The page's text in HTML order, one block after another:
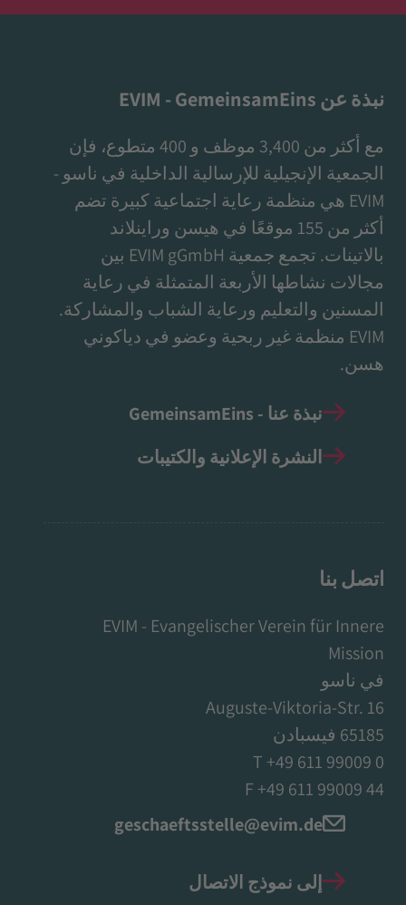
نبذة عن EVIM - GemeinsamEins
مع أكثر من 3,400 موظف و 400 متطوع، فإن
الجمعية الإنجيلية للإرسالية الداخلية في ناسو -
EVIM هي منظمة رعاية اجتماعية كبيرة تضم
أكثر من 155 موقعًا في هيسن وراينلاند
بالاتينات. تجمع جمعية EVIM gGmbH بين
مجالات نشاطها الأربعة المتمثلة في رعاية
المسنين والتعليم ورعاية الشباب والمشاركة.
EVIM منظمة غير ربحية وعضو في دياكوني
هسن.
نبذة عنا - GemeinsamEins
النشرة الإعلانية والكتيبات
اتصل بنا
EVIM - Evangelischer Verein für Innere
Mission
في ناسو
Auguste-Viktoria-Str. 16
65185 فيسبادن
T +49 611 99009 0
F +49 611 99009 44
geschaeftsstelle@evim.de
إلى نموذج الاتصال